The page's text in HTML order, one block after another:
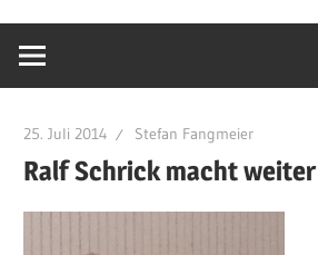
25. Juli 2014 Stefan Fangmeier
Ralf Schrick macht weiter